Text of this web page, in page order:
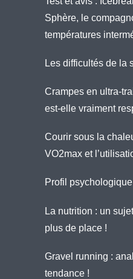
Sphère, le
températures
Les difficultés de la
Crampes en ultra-
est-elle vraiment
Courir sous la
VO2max et
Profil
La nutrition : un
plus de place !
Gravel running :
tendance !